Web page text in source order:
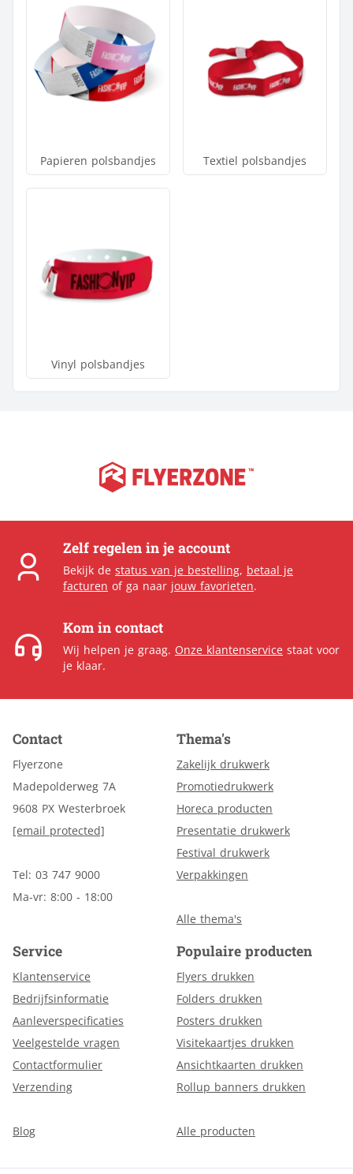
Papieren polsbandjes Textiel polsbandjes
Vinyl polsbandjes
Zelf regelen in je account
Bekijk de status van je bestelling, betaal je
facturen of ga naar jouw favorieten.
Kom in contact
Wij helpen je graag. Onze klantenservice staat voor
je klaar.
Contact
Flyerzone
Madepolderweg 7A
9608 PX Westerbroek
[email protected]
Tel: 03 747 9000
Ma-vr: 8:00 - 18:00
Thema's
Zakelijk drukwerk
Promotiedrukwerk
Horeca producten
Presentatie drukwerk
Festival drukwerk
Verpakkingen
Alle thema's
Service
Klantenservice
Bedrijfsinformatie
Aanleverspecificaties
Veelgestelde vragen
Contactformulier
Verzending
Blog
Populaire producten
Flyers drukken
Folders drukken
Posters drukken
Visitekaartjes drukken
Ansichtkaarten drukken
Rollup banners drukken
Alle producten